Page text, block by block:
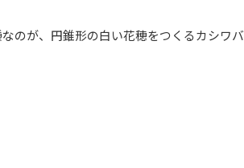
のが、円錐形の白い花穂をつくるカシワバ